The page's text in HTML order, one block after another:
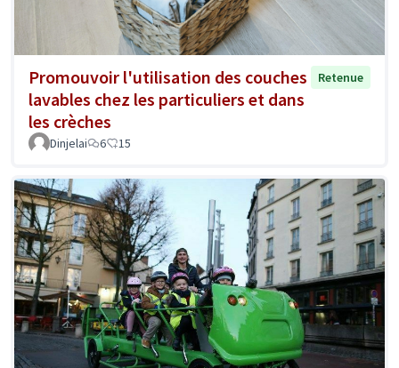
Promouvoir l'utilisation des couches
lavables chez les particuliers et dans
les crèches
Retenue
Dinjelai 6 15